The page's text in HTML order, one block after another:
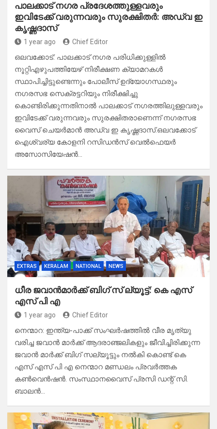
പാലക്കാട് നഗര പ്രദേശത്തുള്ളവരും
ഇവിടേക്ക് വരുന്നവരും സുരക്ഷിതർ: അഡ്വ ഇ
കൃഷ്ണദാസ്
1 year ago Chief Editor
ഒലവക്കോട്: പാലക്കാട് നഗര പരിധിക്കുള്ളിൽ
നൂറ്റിഎഴുപത്തിയേഴ് നിരീക്ഷണ ക്യാമറകൾ
സ്ഥാപിച്ചിട്ടുണ്ടെന്നും പോലീസ് ഉദ്യോഗസ്ഥരും
നഗരസഭ സെക്രട്ടറിയും നിരീക്ഷിച്ചു
കൊണ്ടിരിക്കുന്നതിനാൽ പാലക്കാട് നഗരത്തിലുള്ളവരും
ഇവിടേക്ക് വരുന്നവരും സുരക്ഷിതരാണെന്ന് നഗരസഭ
വൈസ് ചെയർമാൻ അഡ്വ ഇ കൃഷ്ണദാസ്.ഒലവക്കോട്
ഐശ്വര്യ കോളനി റസിഡൻസ് വെൽഫെയർ
അസോസിയേഷൻ…
EXTRAS KERALAM NATIONAL NEWS
ധീര ജവാൻമാർക്ക് ബിഗ് സ് ല്യൂട്ട്: കെ എസ്
എസ് പി എ
1 year ago Chief Editor
നെന്മാറ: ഇന്ത്യ-പാക്ക് സംഘർഷത്തിൽ വീര മൃത്യു
വരിച്ച ജവാൻ മാർക്ക് ആദരാഞ്ജലികളും ജീവിച്ചിരിക്കുന്ന
ജവാൻ മാർക്ക് ബിഗ് സല്യൂട്ടും നൽകി കൊണ്ട് കെ
എസ് എസ് പി എ നെന്മാറ മണ്ഡലം പ്രവർത്തക
കൺവെൻഷൻ. സംസ്ഥാനവൈസ് പ്രസി ഡന്റ് സി.
ബാലൻ…